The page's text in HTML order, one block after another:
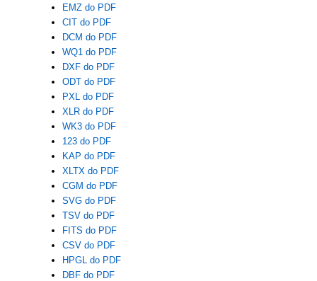
EMZ do PDF
CIT do PDF
DCM do PDF
WQ1 do PDF
DXF do PDF
ODT do PDF
PXL do PDF
XLR do PDF
WK3 do PDF
123 do PDF
KAP do PDF
XLTX do PDF
CGM do PDF
SVG do PDF
TSV do PDF
FITS do PDF
CSV do PDF
HPGL do PDF
DBF do PDF